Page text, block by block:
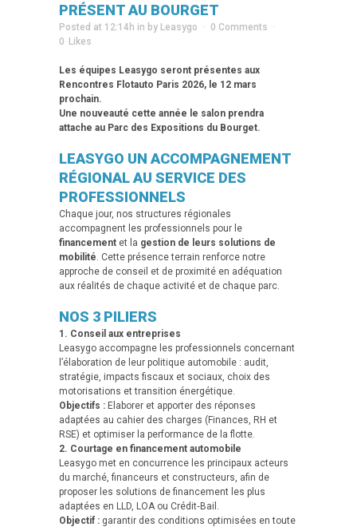
PRÉSENT AU BOURGET
Posted at 12:14h in by Leasygo
0 Comments
0 Likes
Les équipes Leasygo seront présentes aux
Rencontres Flotauto Paris 2026, le 12 mars
prochain.
Une nouveauté cette année le salon prendra
attache au Parc des Expositions du Bourget.
LEASYGO UN ACCOMPAGNEMENT
RÉGIONAL AU SERVICE DES
PROFESSIONNELS
Chaque jour, nos structures régionales
accompagnent les professionnels pour le
financement et la gestion de leurs solutions de
mobilité . Cette présence terrain renforce notre
approche de conseil et de proximité en adéquation
aux réalités de chaque activité et de chaque parc.
NOS 3 PILIERS
1. Conseil aux entreprises
Leasygo accompagne les professionnels concernant
l’élaboration de leur politique automobile : audit,
stratégie, impacts fiscaux et sociaux, choix des
motorisations et transition énergétique.
Objectifs : Elaborer et apporter des réponses
adaptées au cahier des charges (Finances, RH et
RSE) et optimiser la performance de la flotte.
2. Courtage en financement automobile
Leasygo met en concurrence les principaux acteurs
du marché, financeurs et constructeurs, afin de
proposer les solutions de financement les plus
adaptées en LLD, LOA ou Crédit‑Bail.
Objectif : garantir des conditions optimisées en toute